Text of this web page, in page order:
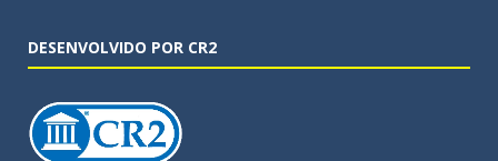
DESENVOLVIDO POR CR2